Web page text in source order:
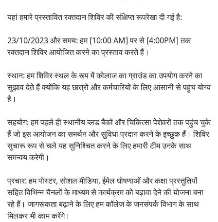
यहां हमारे प्रस्तावित रक्तदान शिविर की संक्षिप्त रूपरेखा दी गई है:
23/10/2023 और समय: हम [10:00 AM] पर से [4:00PM] तक
रक्तदान शिविर आयोजित करने का प्रस्ताव करते हैं।
स्थान: हम शिविर स्थल के रूप में कोलाज का ग्राउंड का उपयोग करने का
सुझाव देते हैं क्योंकि यह छात्रों और कर्मचारियों के लिए आसानी से पहुंच योग्य
है।
सहयोग: हम पहले ही स्थानीय ब्लड बैंकों और चिकित्सा पेशेवरों तक पहुंच चुके
हैं जो इस आयोजन का समर्थन और सुविधा प्रदान करने के इच्छुक हैं। शिविर
सुचारू रूप से चले यह सुनिश्चित करने के लिए हमारी टीम उनके साथ
समन्वय करेगी।
प्रचार: हम पोस्टर, सोशल मीडिया, ईमेल घोषणाओं और कक्षा प्रस्तुतियों
सहित विभिन्न चैनलों के माध्यम से कार्यक्रम को बढ़ावा देने की योजना बना
रहे हैं। जागरूकता बढ़ाने के लिए हम कॉलेज के जनसंपर्क विभाग के साथ
मिलकर भी काम करेंगे।